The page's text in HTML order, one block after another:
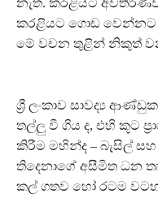
නැත. කරළියට
කරළියට ගොඩ වෙන්නට
මේ වචන තුළින් නිකුත් වන
ශ්‍රී ලංකාව සාවද්‍ය
තල්ලු වී ගිය ද, එහි කූට
කිරීම මහින්ද – බැසිල්
තිදෙනාගේ අසීමිත ධන
කල් ගතව හෝ රටම